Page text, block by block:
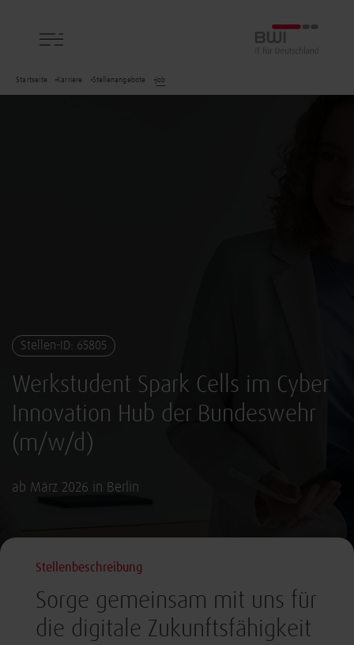
BWI GmbH
Startseite Karriere Stellenangebote Job
Stellen-ID: 65805
Werkstudent Spark Cells im Cyber
Innovation Hub der Bundeswehr
(m/w/d)
ab März 2026 in Berlin
Stellenbeschreibung
Sorge gemeinsam mit uns für
die digitale Zukunftsfähigkeit